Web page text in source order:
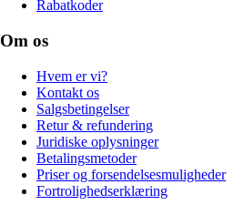
Rabatkoder
Om os
Hvem er vi?
Kontakt os
Salgsbetingelser
Retur & refundering
Juridiske oplysninger
Betalingsmetoder
Priser og forsendelsesmuligheder
Fortrolighedserklæring